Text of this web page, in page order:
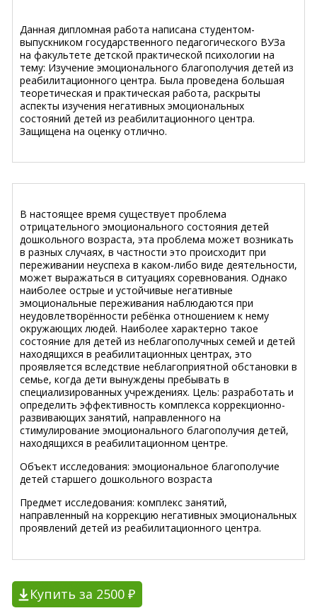
Данная дипломная работа написана студентом-
выпускником государственного педагогического ВУЗа
на факультете детской практической психологии на
тему: Изучение эмоционального благополучия детей из
реабилитационного центра. Была проведена большая
теоретическая и практическая работа, раскрыты
аспекты изучения негативных эмоциональных
состояний детей из реабилитационного центра.
Защищена на оценку отлично.
В настоящее время существует проблема
отрицательного эмоционального состояния детей
дошкольного возраста, эта проблема может возникать
в разных случаях, в частности это происходит при
переживании неуспеха в каком-либо виде деятельности,
может выражаться в ситуациях соревнования. Однако
наиболее острые и устойчивые негативные
эмоциональные переживания наблюдаются при
неудовлетворённости ребёнка отношением к нему
окружающих людей. Наиболее характерно такое
состояние для детей из неблагополучных семей и детей
находящихся в реабилитационных центрах, это
проявляется вследствие неблагоприятной обстановки в
семье, когда дети вынуждены пребывать в
специализированных учреждениях. Цель: разработать и
определить эффективность комплекса коррекционно-
развивающих занятий, направленного на
стимулирование эмоционального благополучия детей,
находящихся в реабилитационном центре.
Объект исследования: эмоциональное благополучие
детей старшего дошкольного возраста
Предмет исследования: комплекс занятий,
направленный на коррекцию негативных эмоциональных
проявлений детей из реабилитационного центра.
Купить за 2500 ₽